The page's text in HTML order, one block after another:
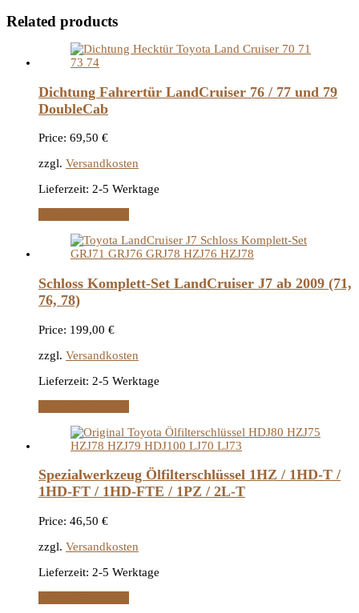
Related products
Dichtung Fahrertür LandCruiser 76 / 77 und 79
DoubleCab
Price: 69,50 €
zzgl. Versandkosten
Lieferzeit: 2-5 Werktage
Schloss Komplett-Set LandCruiser J7 ab 2009 (71,
76, 78)
Price: 199,00 €
zzgl. Versandkosten
Lieferzeit: 2-5 Werktage
Spezialwerkzeug Ölfilterschlüssel 1HZ / 1HD-T /
1HD-FT / 1HD-FTE / 1PZ / 2L-T
Price: 46,50 €
zzgl. Versandkosten
Lieferzeit: 2-5 Werktage